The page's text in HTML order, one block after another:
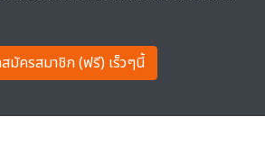
สมัครสมาชิก (ฟรี) เร็วๆนี้